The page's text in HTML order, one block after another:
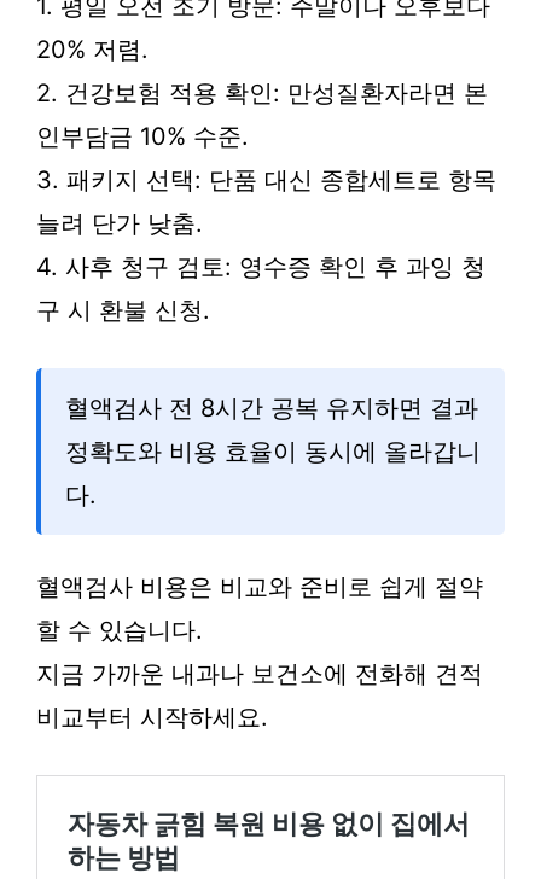
1. 평일 오전 조기 방문: 주말이나 오후보다
20% 저렴.
2. 건강보험 적용 확인: 만성질환자라면 본
인부담금 10% 수준.
3. 패키지 선택: 단품 대신 종합세트로 항목
늘려 단가 낮춤.
4. 사후 청구 검토: 영수증 확인 후 과잉 청
구 시 환불 신청.
혈액검사 전 8시간 공복 유지하면 결과
정확도와 비용 효율이 동시에 올라갑니
다.
혈액검사 비용은 비교와 준비로 쉽게 절약
할 수 있습니다.
지금 가까운 내과나 보건소에 전화해 견적
비교부터 시작하세요.